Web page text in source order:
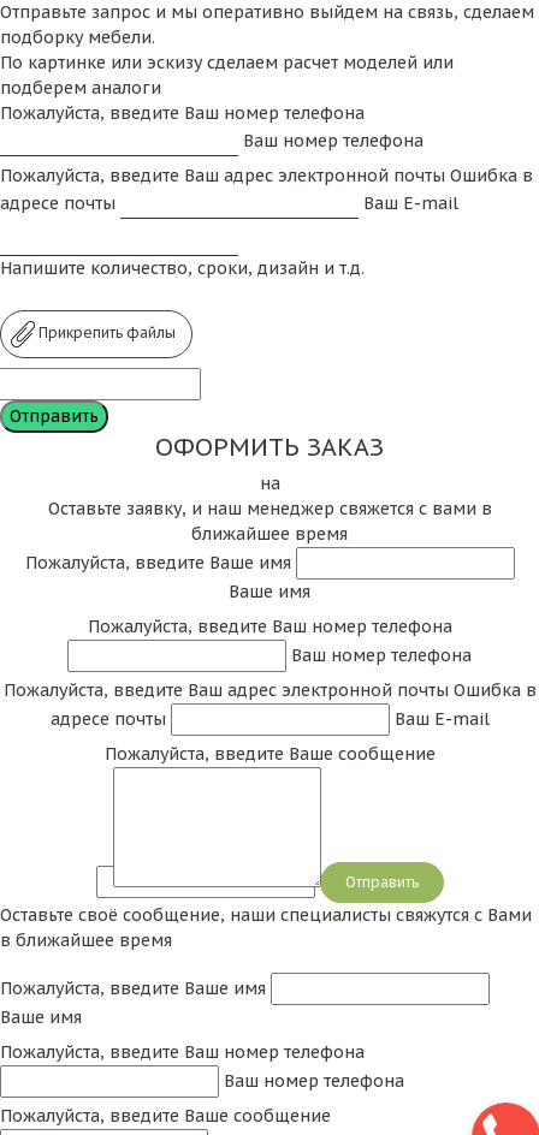
Отправьте запрос и мы оперативно выйдем на связь, сделаем
подборку мебели.
По картинке или эскизу сделаем расчет моделей или
подберем аналоги
Пожалуйста, введите Ваш номер телефона
Ваш номер телефона
Пожалуйста, введите Ваш адрес электронной почты Ошибка в
адресе почты
Ваш E-mail
Напишите количество, сроки, дизайн и т.д.
Прикрепить файлы
ОФОРМИТЬ ЗАКАЗ
на
Оставьте заявку, и наш менеджер свяжется с вами в
ближайшее время
Пожалуйста, введите Ваше имя
Ваше имя
Пожалуйста, введите Ваш номер телефона
Ваш номер телефона
Пожалуйста, введите Ваш адрес электронной почты Ошибка в
адресе почты
Ваш E-mail
Пожалуйста, введите Ваше сообщение
Сообщение
Оставьте своё сообщение, наши специалисты свяжутся с Вами
в ближайшее время
Пожалуйста, введите Ваше имя
Ваше имя
Пожалуйста, введите Ваш номер телефона
Ваш номер телефона
Пожалуйста, введите Ваше сообщение